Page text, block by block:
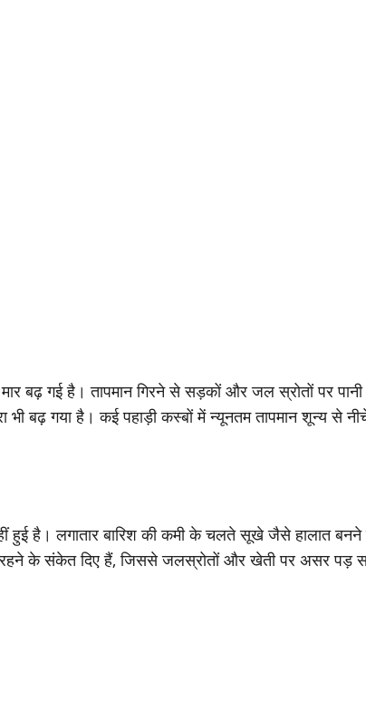
मार बढ़ गई है। तापमान गिरने से सड़कों और जल स्रोतों पर
बढ़ गया है। कई पहाड़ी कस्बों में न्यूनतम तापमान शून्य से
हुई है। लगातार बारिश की कमी के चलते सूखे जैसे हालात
रहने के संकेत दिए हैं, जिससे जलस्रोतों और खेती पर असर पड़